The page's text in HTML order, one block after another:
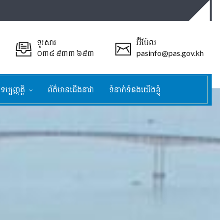
ទូរសារ
០៣៤ ៩៣៣ ៦៩៣
អ៊ីម៉ែល
pasinfo@pas.gov.kh
បញ្ញត្តិ ព័ត៌មានជើងនាវា ទំនាក់ទំនងយើងខ្ញុំ